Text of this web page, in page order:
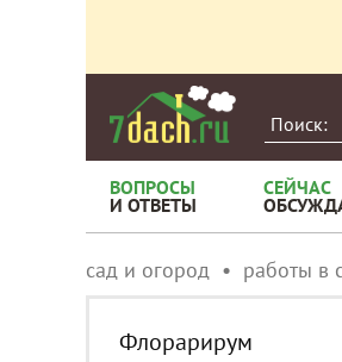
ВОПРОСЫ
И ОТВЕТЫ
СЕЙЧАС
сад и огород работы в
Флорарирум